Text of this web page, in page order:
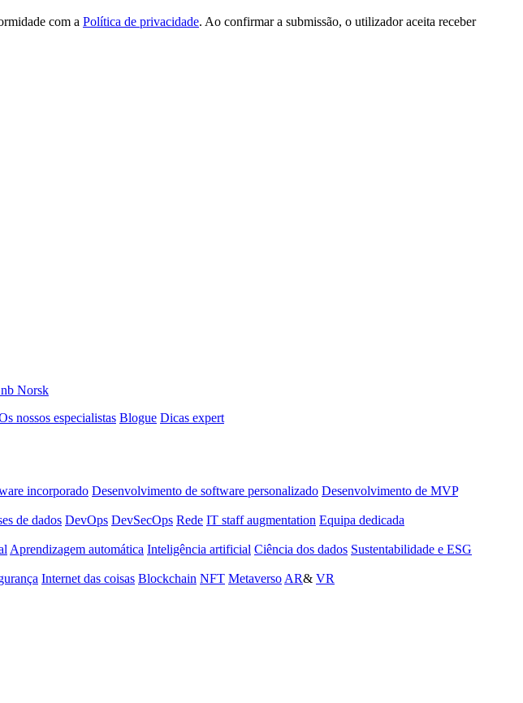
com a Política de privacidade. Ao confirmar a submissão, o utilizador aceita receber
nb Norsk
nossos especialistas Blogue Dicas expert
incorporado Desenvolvimento de software personalizado Desenvolvimento de MVP
de dados DevOps DevSecOps Rede IT staff augmentation Equipa dedicada
Aprendizagem automática Inteligência artificial Ciência dos dados Sustentabilidade e ESG
Internet das coisas Blockchain NFT Metaverso AR& VR